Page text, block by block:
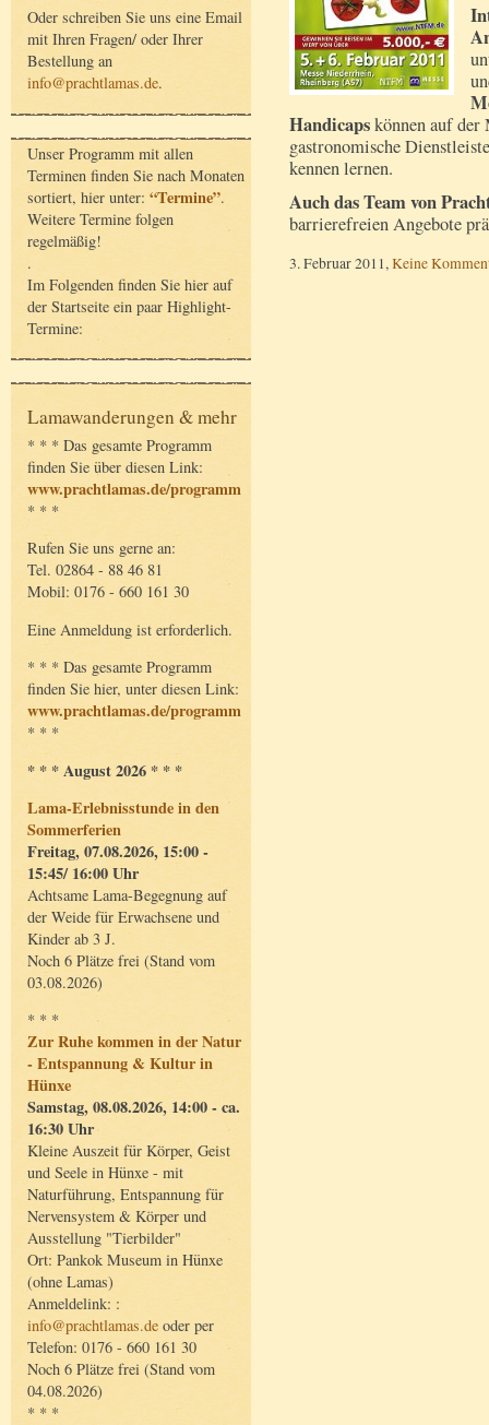
Oder schreiben Sie uns eine Email
mit Ihren Fragen/ oder Ihrer
Bestellung an
info@prachtlamas.de.
Unser Programm mit allen
Terminen finden Sie nach Monaten
sortiert, hier unter: “Termine”.
Weitere Termine folgen
regelmäßig!
.
Im Folgenden finden Sie hier auf
der Startseite ein paar Highlight-
Termine:
Lamawanderungen & mehr
* * * Das gesamte Programm
finden Sie über diesen Link:
www.prachtlamas.de/programm
* * *
Rufen Sie uns gerne an:
Tel. 02864 - 88 46 81
Mobil: 0176 - 660 161 30
Eine Anmeldung ist erforderlich.
* * * Das gesamte Programm
finden Sie hier, unter diesen Link:
www.prachtlamas.de/programm
* * *
* * * August 2026 * * *
Lama-Erlebnisstunde in den
Sommerferien
Freitag, 07.08.2026, 15:00 -
15:45/ 16:00 Uhr
Achtsame Lama-Begegnung auf
der Weide für Erwachsene und
Kinder ab 3 J.
Noch 6 Plätze frei (Stand vom
03.08.2026)
* * *
Zur Ruhe kommen in der Natur
- Entspannung & Kultur in
Hünxe
Samstag, 08.08.2026, 14:00 - ca.
16:30 Uhr
Kleine Auszeit für Körper, Geist
und Seele in Hünxe - mit
Naturführung, Entspannung für
Nervensystem & Körper und
Ausstellung "Tierbilder"
Ort: Pankok Museum in Hünxe
(ohne Lamas)
Anmeldelink: :
info@prachtlamas.de oder per
Telefon: 0176 - 660 161 30
Noch 6 Plätze frei (Stand vom
04.08.2026)
* * *
Handicapskönnen auf der
gastronomische
kennen lernen.
Auch das Team von
barrierefreien Angebote
3. Februar 2011, Keine